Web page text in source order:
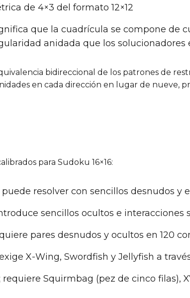
de 4×3 del formato 12×12
que la cuadrícula se compone de
anidada que los
bidireccional de los patrones de
en cada dirección en lugar de nueve,
para Sudoku 16×16:
puede resolver con sencillos desnudos
sencillos ocultos e
pares desnudos y ocultos en 120
X-Wing, Swordfish y Jellyfish a
Squirmbag (pez de cinco filas),